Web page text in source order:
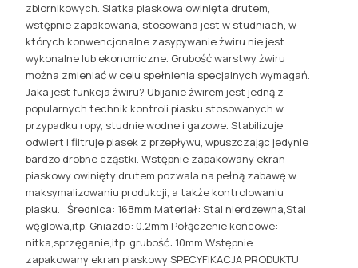
zbiornikowych. Siatka piaskowa owinięta drutem,
wstępnie zapakowana, stosowana jest w studniach, w
których konwencjonalne zasypywanie żwiru nie jest
wykonalne lub ekonomiczne. Grubość warstwy żwiru
można zmieniać w celu spełnienia specjalnych wymagań.
Jaka jest funkcja żwiru? Ubijanie żwirem jest jedną z
popularnych technik kontroli piasku stosowanych w
przypadku ropy, studnie wodne i gazowe. Stabilizuje
odwiert i filtruje piasek z przepływu, wpuszczając jedynie
bardzo drobne cząstki. Wstępnie zapakowany ekran
piaskowy owinięty drutem pozwala na pełną zabawę w
maksymalizowaniu produkcji, a także kontrolowaniu
piasku. Średnica: 168mm Materiał: Stal nierdzewna,Stal
węglowa,itp. Gniazdo: 0.2mm Połączenie końcowe:
nitka,sprzęganie,itp. grubość: 10mm Wstępnie
zapakowany ekran piaskowy SPECYFIKACJA PRODUKTU